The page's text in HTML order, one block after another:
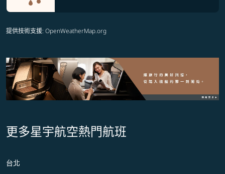
提供技術支援: OpenWeatherMap.org
更多星宇航空熱門航班
台北